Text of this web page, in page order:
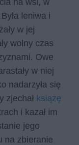
leniwa i
w jej
wolny czas
Owe
w niej
nadarzyła się
zjechał książę
i kazał im
jego
na zbieranie